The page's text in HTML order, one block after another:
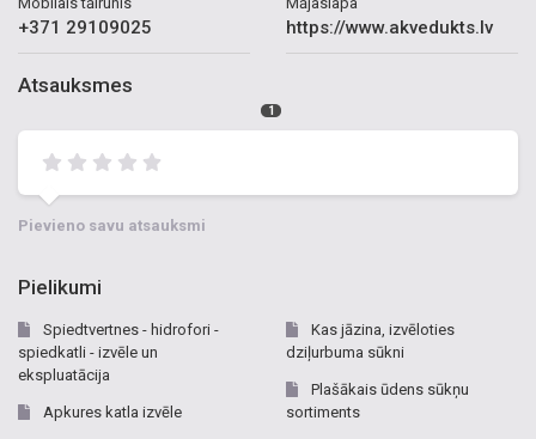
+371 29109025 https://www.akvedukts.lv
Atsauksmes
1
Pievieno savu atsauksmi
Pielikumi
Spiedtvertnes - hidrofori -
spiedkatli - izvēle un
ekspluatācija
Apkures katla izvēle
Kas jāzina, izvēloties
dziļurbuma sūkni
Plašākais ūdens sūkņu
sortiments